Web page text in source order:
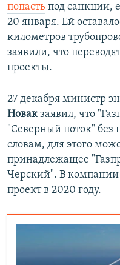
попасть под санкции,
20 января. Ей
километров
заявили, что
проекты.
27 декабря министр
Новакзаявил, что
"Северный поток" без
словам, для этого
принадлежащее
Черский". В компании
проект в 2020 году.